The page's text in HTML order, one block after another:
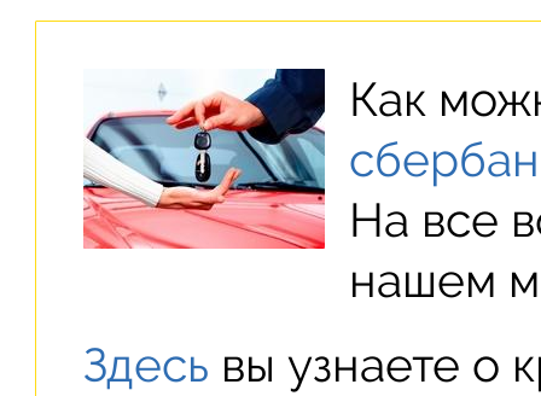
Как
На все
нашем
Здесь вы узнаете о